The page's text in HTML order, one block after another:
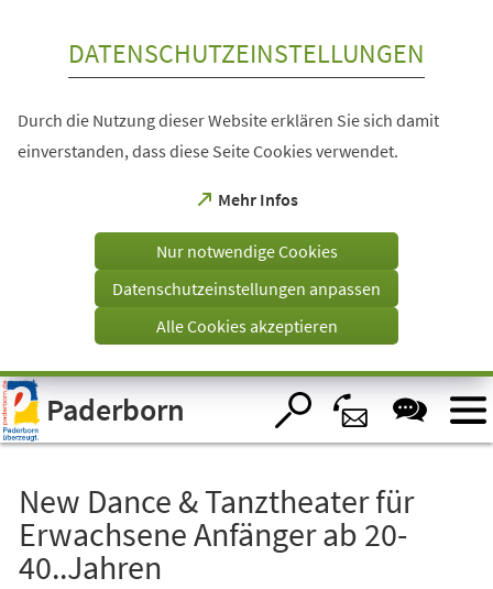
Visuelle
Assistenzsoftware
öffnen.
DATENSCHUTZEINSTELLUNGEN
Durch die Nutzung dieser Website erklären Sie sich damit
einverstanden, dass diese Seite Cookies verwendet.
Mehr Infos
(Öffnet
einem
Tab)
Nur notwendige Cookies
Datenschutzeinstellungen anpassen
Alle Cookies akzeptieren
Paderborn
New Dance & Tanztheater für
Erwachsene Anfänger ab 20-
40..Jahren